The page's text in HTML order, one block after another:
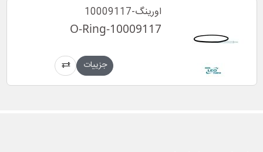
اورینگ-10009117
O-Ring-10009117
جزییات